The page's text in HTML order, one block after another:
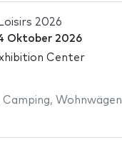
2026
Oktober 2026
Center
Camping, Wohnwägen